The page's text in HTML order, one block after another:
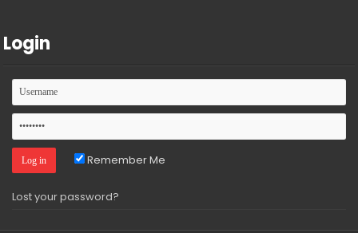
Login
Remember Me
Lost your password?